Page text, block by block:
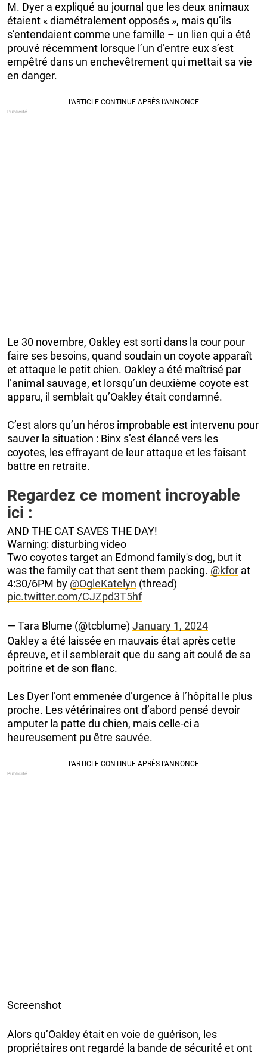
M. Dyer a expliqué au journal que les deux animaux
étaient « diamétralement opposés », mais qu’ils
s’entendaient comme une famille – un lien qui a été
prouvé récemment lorsque l’un d’entre eux s’est
empêtré dans un enchevêtrement qui mettait sa vie
en danger.
Le 30 novembre, Oakley est sorti dans la cour pour
faire ses besoins, quand soudain un coyote apparaît
et attaque le petit chien. Oakley a été maîtrisé par
l’animal sauvage, et lorsqu’un deuxième coyote est
apparu, il semblait qu’Oakley était condamné.
C’est alors qu’un héros improbable est intervenu pour
sauver la situation : Binx s’est élancé vers les
coyotes, les effrayant de leur attaque et les faisant
battre en retraite.
Regardez ce moment incroyable
ici :
AND THE CAT SAVES THE DAY!
Warning: disturbing video
Two coyotes target an Edmond family's dog, but it
was the family cat that sent them packing. @kfor at
4:30/6PM by @OgleKatelyn (thread)
pic.twitter.com/CJZpd3T5hf
— Tara Blume (@tcblume) January 1, 2024
Oakley a été laissée en mauvais état après cette
épreuve, et il semblerait que du sang ait coulé de sa
poitrine et de son flanc.
Les Dyer l’ont emmenée d’urgence à l’hôpital le plus
proche. Les vétérinaires ont d’abord pensé devoir
amputer la patte du chien, mais celle-ci a
heureusement pu être sauvée.
Screenshot
Alors qu’Oakley était en voie de guérison, les
propriétaires ont regardé la bande de sécurité et ont